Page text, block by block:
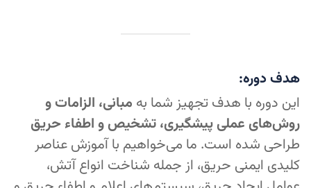
هدف دوره:
این دوره با هدف تجهیز شما به مبانی، الزامات و
روش‌های عملی پیشگیری، تشخیص و اطفاء حریق
طراحی شده است. ما می‌خواهیم با آموزش عناصر
کلیدی ایمنی حریق، از جمله شناخت انواع آتش،